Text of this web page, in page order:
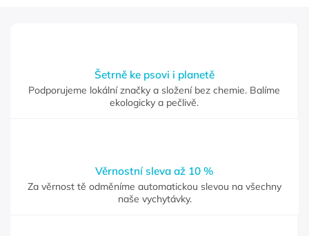
Šetrně ke psovi i planetě
Podporujeme lokální značky a složení bez chemie. Balíme
ekologicky a pečlivě.
Věrnostní sleva až 10 %
Za věrnost tě odměníme automatickou slevou na všechny
naše vychytávky.